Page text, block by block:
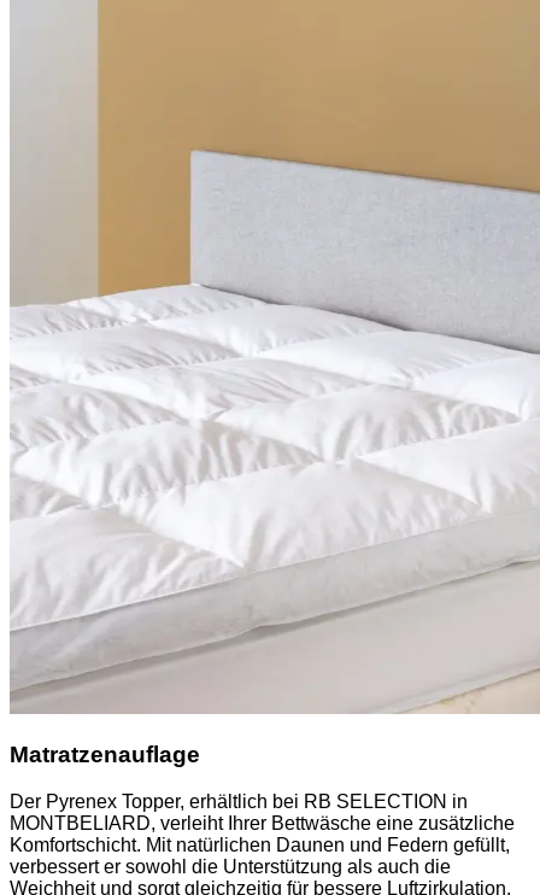
Matratzenauflage
Der Pyrenex Topper, erhältlich bei RB SELECTION in
MONTBELIARD, verleiht Ihrer Bettwäsche eine zusätzliche
Komfortschicht. Mit natürlichen Daunen und Federn gefüllt,
verbessert er sowohl die Unterstützung als auch die
Weichheit und sorgt gleichzeitig für bessere Luftzirkulation.